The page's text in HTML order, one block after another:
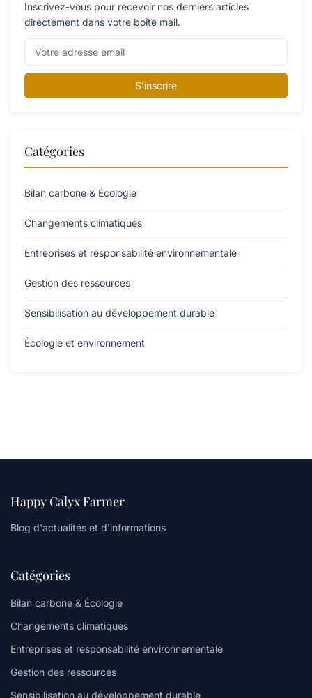
Inscrivez-vous pour recevoir nos derniers articles
directement dans votre boîte mail.
S'inscrire
Catégories
Bilan carbone & Écologie
Changements climatiques
Entreprises et responsabilité environnementale
Gestion des ressources
Sensibilisation au développement durable
Écologie et environnement
Happy Calyx Farmer
Blog d'actualités et d'informations
Catégories
Bilan carbone & Écologie
Changements climatiques
Entreprises et responsabilité environnementale
Gestion des ressources
Sensibilisation au développement durable